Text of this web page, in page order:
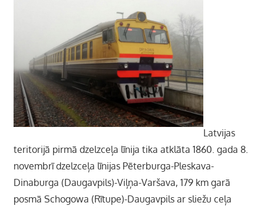
Latvijas
teritorijā pirmā dzelzceļa līnija tika atklāta 1860. gada 8.
novembrī dzelzceļa līnijas Pēterburga-Pleskava-
Dinaburga (Daugavpils)-Viļņa-Varšava, 179 km garā
posmā Schogowa (Rītupe)-Daugavpils ar sliežu ceļa